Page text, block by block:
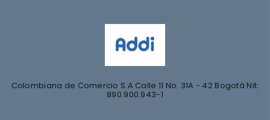
Colombiana de Comercio S.A Calle 11 No. 31A - 42 Bogotá Nit:
890.900.943-1